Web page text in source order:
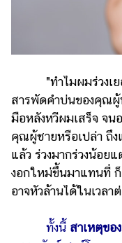
ง่ายๆ
ช้อป
ปิ้ง
รถยนต์
บ้าน
ตกแต่ง
"ทำไมผมร่วงเยอะ
สารพัดคำบ่นของคุณผู้
มือหลังหวีผมเสร็จ จน
คุณผู้ชายหรือเปล่า ถึ
แล้ว ร่วงมากร่วงน้อย
งอกใหม่ขึ้นมาแทนที่
อาจหัวล้านได้ในเ
ทั้งนี้ สาเหตุขอ